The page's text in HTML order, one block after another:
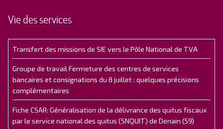
Vie des services
Transfert des missions de SIE vers le Pôle National de TVA
Groupe de travail Fermeture des centres de services
bancaires et consignations du 8 juillet : quelques précisions
complémentaires
Fiche CSAR: Généralisation de la délivrance des quitus fiscaux
par le service national des quitus (SNQUIT) de Denain (59)